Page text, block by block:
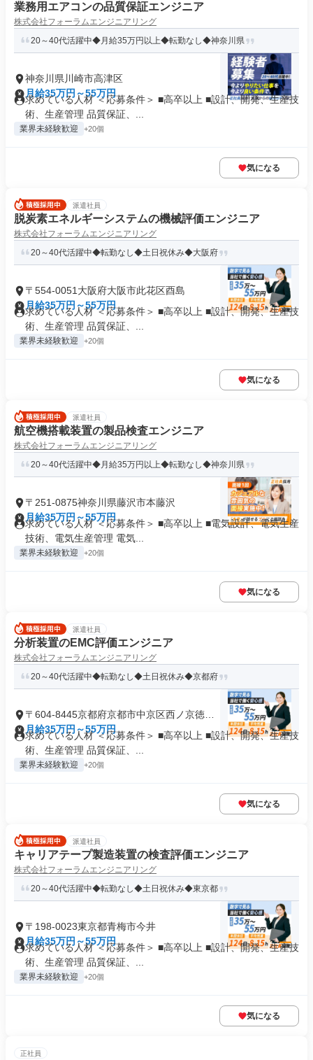
業務用エアコンの品質保証エンジニア
株式会社フォーラムエンジニアリング
20～40代活躍中◆月給35万円以上◆転勤なし◆神奈川県
神奈川県川崎市高津区
月給35万円～55万円
求めている人材 ＜応募条件＞ ■高卒以上 ■設計、開発、生産技
術、生産管理 品質保証、...
業界未経験歓迎 +20個
気になる
派遣社員
脱炭素エネルギーシステムの機械評価エンジニア
株式会社フォーラムエンジニアリング
20～40代活躍中◆転勤なし◆土日祝休み◆大阪府
〒554-0051大阪府大阪市此花区酉島
月給35万円～55万円
求めている人材 ＜応募条件＞ ■高卒以上 ■設計、開発、生産技
術、生産管理 品質保証、...
業界未経験歓迎 +20個
気になる
派遣社員
航空機搭載装置の製品検査エンジニア
株式会社フォーラムエンジニアリング
20～40代活躍中◆月給35万円以上◆転勤なし◆神奈川県
〒251-0875神奈川県藤沢市本藤沢
月給35万円～55万円
求めている人材 ＜応募条件＞ ■高卒以上 ■電気設計、電気生産
技術、電気生産管理 電気...
業界未経験歓迎 +20個
気になる
派遣社員
分析装置のEMC評価エンジニア
株式会社フォーラムエンジニアリング
20～40代活躍中◆転勤なし◆土日祝休み◆京都府
〒604-8445京都府京都市中京区西ノ京徳大
寺町
月給35万円～55万円
求めている人材 ＜応募条件＞ ■高卒以上 ■設計、開発、生産技
術、生産管理 品質保証、...
業界未経験歓迎 +20個
気になる
派遣社員
キャリアテープ製造装置の検査評価エンジニア
株式会社フォーラムエンジニアリング
20～40代活躍中◆転勤なし◆土日祝休み◆東京都
〒198-0023東京都青梅市今井
月給35万円～55万円
求めている人材 ＜応募条件＞ ■高卒以上 ■設計、開発、生産技
術、生産管理 品質保証、...
業界未経験歓迎 +20個
気になる
正社員